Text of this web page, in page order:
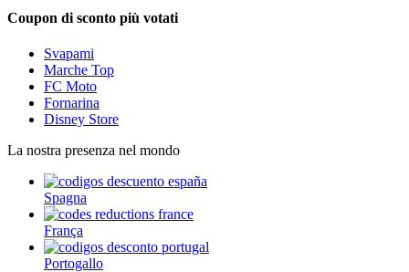
Coupon di sconto più votati
Svapami
Marche Top
FC Moto
Fornarina
Disney Store
La nostra presenza nel mondo
Spagna
França
Portogallo